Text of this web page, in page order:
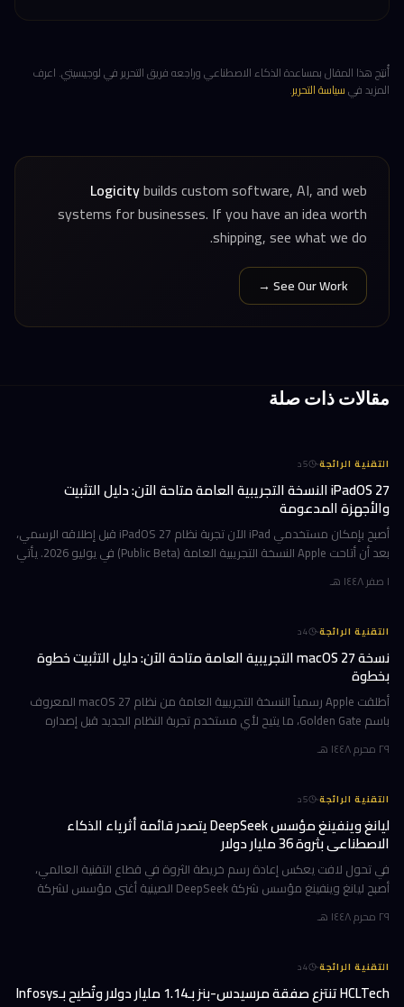
أُنتِج هذا المقال بمساعدة الذكاء الاصطناعي وراجعه فريق التحرير في لوجيسيتي. اعرف
المزيد فيسياسة التحرير.
Logicitybuilds custom software, AI, and web
systems for businesses. If you have an idea worth
shipping, see what we do.
See Our Work →
مقالات ذات صلة
التقنية الرائجة·
5د
iPadOS 27 النسخة التجريبية العامة متاحة الآن: دليل التثبيت
والأجهزة المدعومة
أصبح بإمكان مستخدمي iPad الآن تجربة نظام iPadOS 27 قبل إطلاقه الرسمي،
بعد أن أتاحت Apple النسخة التجريبية العامة (Public Beta) في يوليو 2026. يأتي
١ صفر ١٤٤٨ هـ
التقنية الرائجة·
4د
نسخة macOS 27 التجريبية العامة متاحة الآن: دليل التثبيت خطوة
بخطوة
أطلقت Apple رسمياً النسخة التجريبية العامة من نظام macOS 27 المعروف
باسم Golden Gate، ما يتيح لأي مستخدم تجربة النظام الجديد قبل إصداره
٢٩ محرم ١٤٤٨ هـ
التقنية الرائجة·
5د
ليانغ وينفينغ مؤسس DeepSeek يتصدر قائمة أثرياء الذكاء
الاصطناعي بثروة 36 مليار دولار
في تحول لافت يعكس إعادة رسم خريطة الثروة في قطاع التقنية العالمي،
أصبح ليانغ وينفينغ مؤسس شركة DeepSeek الصينية أغنى مؤسس لشركة
٢٩ محرم ١٤٤٨ هـ
التقنية الرائجة·
4د
HCLTech تنتزع صفقة مرسيدس-بنز بـ1.14 مليار دولار وتُطيح بـInfosys